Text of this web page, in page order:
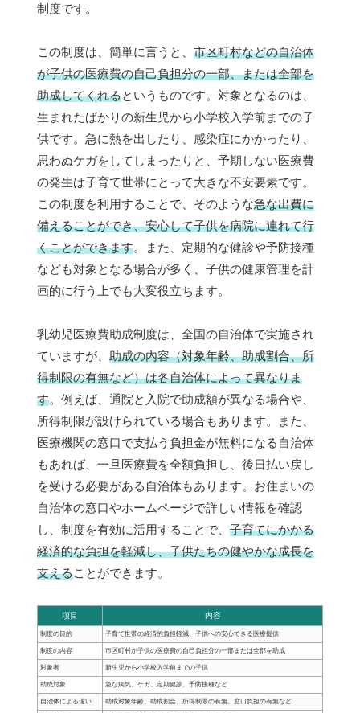
制度です。
この制度は、簡単に言うと、 市区町村などの自治体
が子供の医療費の自己負担分の一部、または全部を
助成してくれるというものです。対象となるのは、
生まれたばかりの新生児から小学校入学前までの子
供です。急に熱を出したり、感染症にかかったり、
思わぬケガをしてしまったりと、予期しない医療費
の発生は子育て世帯にとって大きな不安要素です。
この制度を利用することで、そのような急な出費に
備えることができ、安心して子供を病院に連れて行
くことができます。また、定期的な健診や予防接種
なども対象となる場合が多く、子供の健康管理を計
画的に行う上でも大変役立ちます。
乳幼児医療費助成制度は、全国の自治体で実施され
ていますが、 助成の内容（対象年齢、助成割合、所
得制限の有無など）は各自治体によって異なりま
す。例えば、通院と入院で助成額が異なる場合や、
所得制限が設けられている場合もあります。また、
医療機関の窓口で支払う負担金が無料になる自治体
もあれば、一旦医療費を全額負担し、後日払い戻し
を受ける必要がある自治体もあります。お住まいの
自治体の窓口やホームページで詳しい情報を確認
し、制度を有効に活用することで、 子育てにかかる
経済的な負担を軽減し、子供たちの健やかな成長を
支えることができます。
項目 内容
制度の目的 子育て世帯の経済的負担軽減、子供への安心できる医療提供
制度の内容 市区町村が子供の医療費の自己負担分の一部または全部を助成
対象者 新生児から小学校入学前までの子供
助成対象 急な病気、ケガ、定期健診、予防接種など
自治体による違い 助成対象年齢、助成割合、所得制限の有無、窓口負担の有無など